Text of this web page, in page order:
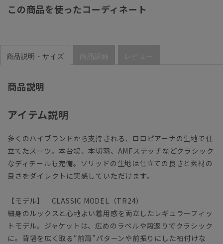
この商品を使ったコーディネート
商品説明・サイズ 商品詳細 レビュー
商品説明
アイテム説明
多くのハイブランドから支持される、ロロピアーナの生地で仕
立てたスーツ。本台場、本切羽、AMFステッチなどクラシック
なディテールも完備。ソリッドの生地は仕立ての良さと素材の
良さをダイレクトに実感していただけます。
【モデル】 CLASSIC MODEL（TR24）
細身のルックスと心地よい着用感を両立したレギュラーフィッ
トモデル。ジャケットは、広めのラペルや段返りでクラシック
に。背幅を広く取る“前肩”パターンや前振りにした袖付けな